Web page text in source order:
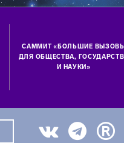
САММИТ «БОЛЬШИЕ ВЫЗОВЫ
ДЛЯ ОБЩЕСТВА,
И НАУКИ»